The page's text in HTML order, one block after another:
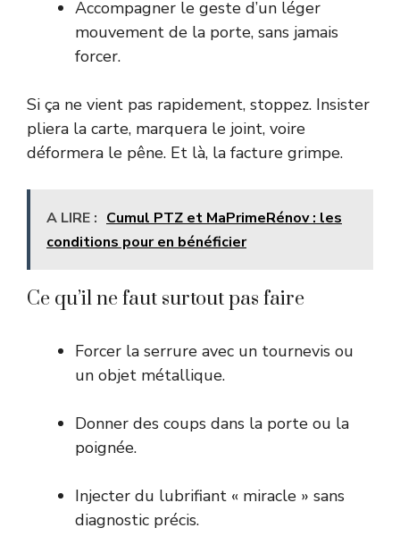
Accompagner le geste d’un léger
mouvement de la porte, sans jamais
forcer.
Si ça ne vient pas rapidement, stoppez. Insister
pliera la carte, marquera le joint, voire
déformera le pêne. Et là, la facture grimpe.
A LIRE : Cumul PTZ et MaPrimeRénov : les
conditions pour en bénéficier
Ce qu’il ne faut surtout pas faire
Forcer la serrure avec un tournevis ou
un objet métallique.
Donner des coups dans la porte ou la
poignée.
Injecter du lubrifiant « miracle » sans
diagnostic précis.